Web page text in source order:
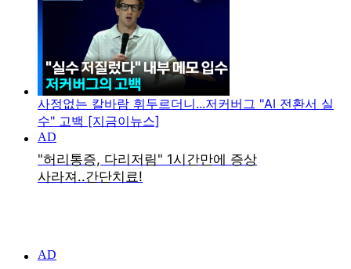
사정없는 칼바람 휘두르더니...저커버그 "AI 전환서 실
수" 고백 [지금이뉴스]